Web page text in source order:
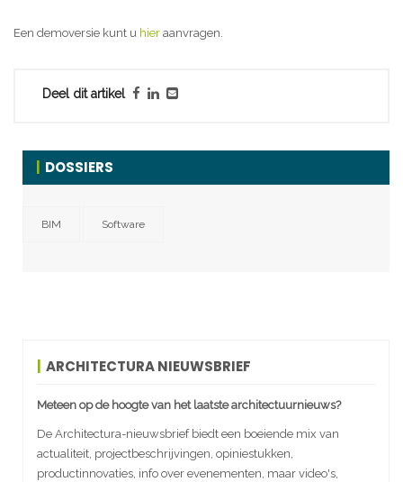
Een demoversie kunt u hier aanvragen.
Deel dit artikel
DOSSIERS
BIM Software
ARCHITECTURA NIEUWSBRIEF
Meteen op de hoogte van het laatste architectuurnieuws?
De Architectura-nieuwsbrief biedt een boeiende mix van
actualiteit, projectbeschrijvingen, opiniestukken,
productinnovaties, info over evenementen, maar video's,